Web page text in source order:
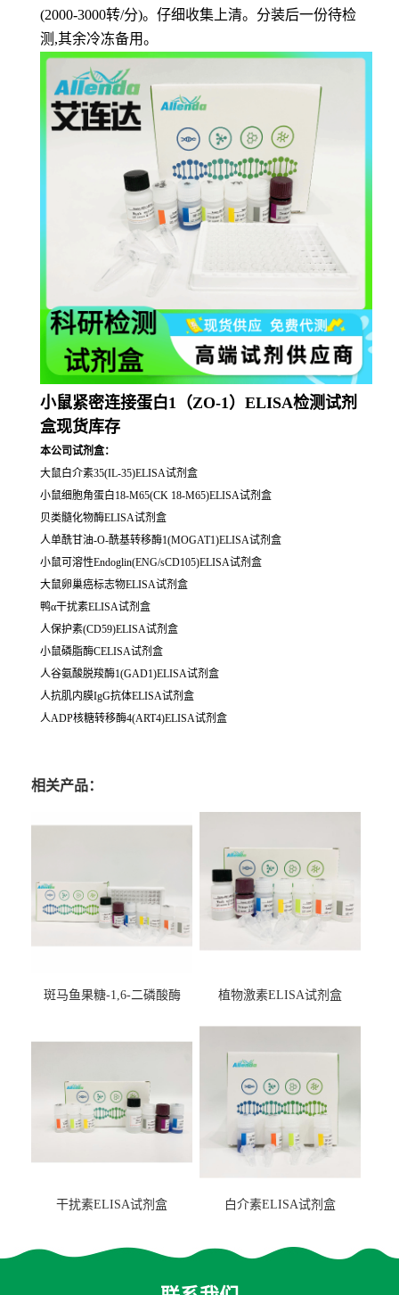
(2000-3000转/分)。仔细收集上清。分装后一份待检
测,其余冷冻备用。
小鼠紧密连接蛋白1（ZO-1）ELISA检测试剂
盒现货库存
本公司试剂盒：
大鼠白介素35(IL-35)ELISA试剂盒
小鼠细胞角蛋白18-M65(CK 18-M65)ELISA试剂盒
贝类髓化物酶ELISA试剂盒
人单酰甘油-O-酰基转移酶1(MOGAT1)ELISA试剂盒
小鼠可溶性Endoglin(ENG/sCD105)ELISA试剂盒
大鼠卵巢癌标志物ELISA试剂盒
鸭α干扰素ELISA试剂盒
人保护素(CD59)ELISA试剂盒
小鼠磷脂酶CELISA试剂盒
人谷氨酸脱羧酶1(GAD1)ELISA试剂盒
人抗肌内膜IgG抗体ELISA试剂盒
人ADP核糖转移酶4(ART4)ELISA试剂盒
相关产品：
斑马鱼果糖-1,6-二磷酸酶
盒
植物激素ELISA试剂盒
干扰素ELISA试剂盒 白介素ELISA试剂盒